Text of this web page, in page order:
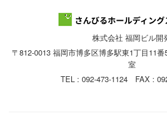
株式会社 福岡ビル開
〒812-0013 福岡市博多区博多駅東1丁目11
室
TEL : 092-473-1124 FAX :